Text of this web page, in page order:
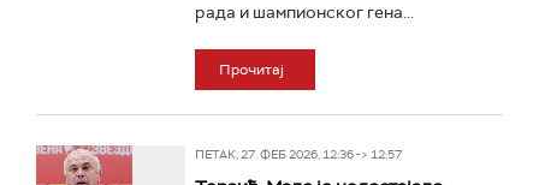
рада и шампионског гена...
Прочитај
ПЕТАК, 27. ФЕБ 2026, 12:36 -> 12:57